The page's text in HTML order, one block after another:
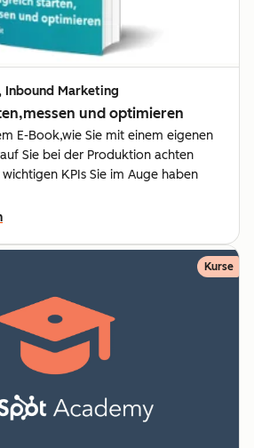
Marketing
und optimieren
E-Book,wie Sie mit einem eigenen
Sie bei der Produktion achten
KPIs Sie im Auge haben
Kurse